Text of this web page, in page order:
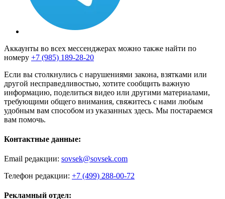
Аккаунты во всех мессенджерах можно также найти по
номеру +7 (985) 189-28-20
Если вы столкнулись с нарушениями закона, взятками или
другой несправедливостью, хотите сообщить важную
информацию, поделиться видео или другими материалами,
требующими общего внимания, свяжитесь с нами любым
удобным вам способом из указанных здесь. Мы постараемся
вам помочь.
Контактные данные:
Email редакции: sovsek@sovsek.com
Телефон редакции: +7 (499) 288-00-72
Рекламный отдел: